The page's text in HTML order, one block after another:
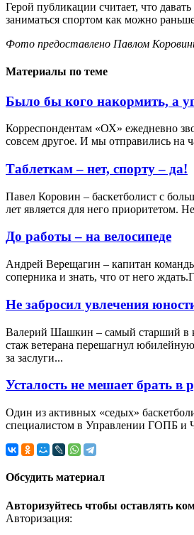
Герой публикации считает, что
заниматься спортом как можно
Фото предоставлено Павлом
Материалы по теме
Было бы кого накормить, а
Корреспондентам «ОХ» ежедневно
совсем другое. И мы отправились на
Таблеткам – нет, спорту – да!
Павел Коровин – баскетболист с
лет является для него приоритетом.
До работы – на велосипеде
Андрей Верещагин – капитан
соперника и знать, что от него
Не забросил увлечения
Валерий Шашкин – самый старший в
стаж ветерана перешагнул
за заслуги...
Усталость не мешает брать в
Один из активных «седых»
специалистом в Управлении ГОПБ и
Обсудить материал
Авторизуйтесь чтобы оставлять
Авторизация: